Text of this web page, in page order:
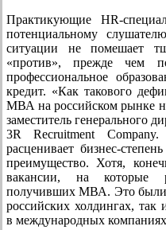
Практикующие HR-
потенциальному
ситуации не помешает
«против», прежде чем
профессиональное
кредит. «Как такового
МВА на российском рынке
заместитель генерального
3R Recruitment
расценивает бизнес-
преимущество. Хотя,
вакансии, на которые
получивших МВА. Это были
российских холдингах, так
в международных